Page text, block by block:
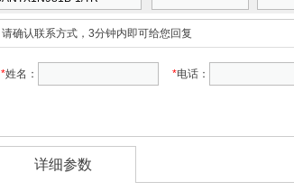
请确认联系方式，3分钟内即可给您回复
*姓名： *电话：
详细参数